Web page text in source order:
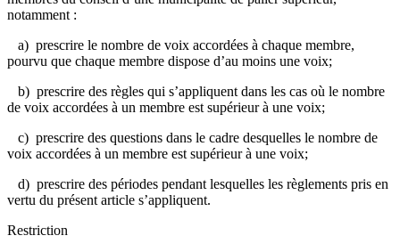
notamment :
a) prescrire le nombre de voix accordées à chaque membre,
pourvu que chaque membre dispose d’au moins une voix;
b) prescrire des règles qui s’appliquent dans les cas où le nombre
de voix accordées à un membre est supérieur à une voix;
c) prescrire des questions dans le cadre desquelles le nombre de
voix accordées à un membre est supérieur à une voix;
d) prescrire des périodes pendant lesquelles les règlements pris en
vertu du présent article s’appliquent.
Restriction